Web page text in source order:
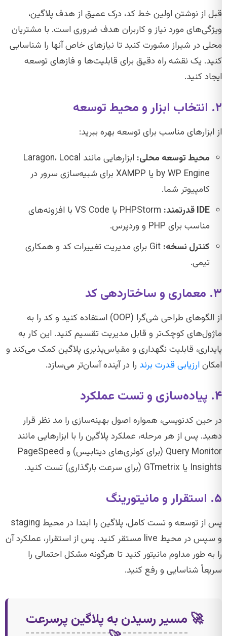
قبل از نوشتن اولین خط کد، درک عمیق از هدف پلاگین،
ویژگی‌های مورد نیاز و کاربران هدف ضروری است. با مشتریان
محلی در شیراز مشورت کنید تا نیازهای خاص آنها را شناسایی
کنید. یک نقشه راه دقیق برای قابلیت‌ها و فازهای توسعه
ایجاد کنید.
۲. انتخاب ابزار و محیط توسعه
از ابزارهای مناسب برای توسعه بهره ببرید:
محیط توسعه محلی:
ابزارهایی مانند Laragon، Local
by WP Engine یا XAMPP برای شبیه‌سازی سرور در
کامپیوتر شما.
IDE قدرتمند:
PHPStorm یا VS Code با افزونه‌های
مناسب برای PHP و وردپرس.
کنترل نسخه:
Git برای مدیریت تغییرات کد و همکاری
تیمی.
۳. معماری و ساختاردهی کد
از الگوهای طراحی شی‌گرا (OOP) استفاده کنید و کد را به
ماژول‌های کوچک‌تر و قابل مدیریت تقسیم کنید. این کار به
پایداری، قابلیت نگهداری و مقیاس‌پذیری پلاگین کمک می‌کند و
امکانارزیابی قدرت برند را در آینده آسان‌تر می‌سازد.
۴. پیاده‌سازی و تست عملکرد
در حین کدنویسی، همواره اصول بهینه‌سازی را مد نظر قرار
دهید. پس از هر مرحله، عملکرد پلاگین را با ابزارهایی مانند
Query Monitor (برای کوئری‌های دیتابیس) و PageSpeed
Insights یا GTmetrix (برای سرعت بارگذاری) تست کنید.
۵. استقرار و مانیتورینگ
پس از توسعه و تست کامل، پلاگین را ابتدا در محیط staging
و سپس در محیط live مستقر کنید. پس از استقرار، عملکرد آن
را به طور مداوم مانیتور کنید تا هرگونه مشکل احتمالی را
سریعاً شناسایی و رفع کنید.
🚀 مسیر رسیدن به پلاگین پرسرعت